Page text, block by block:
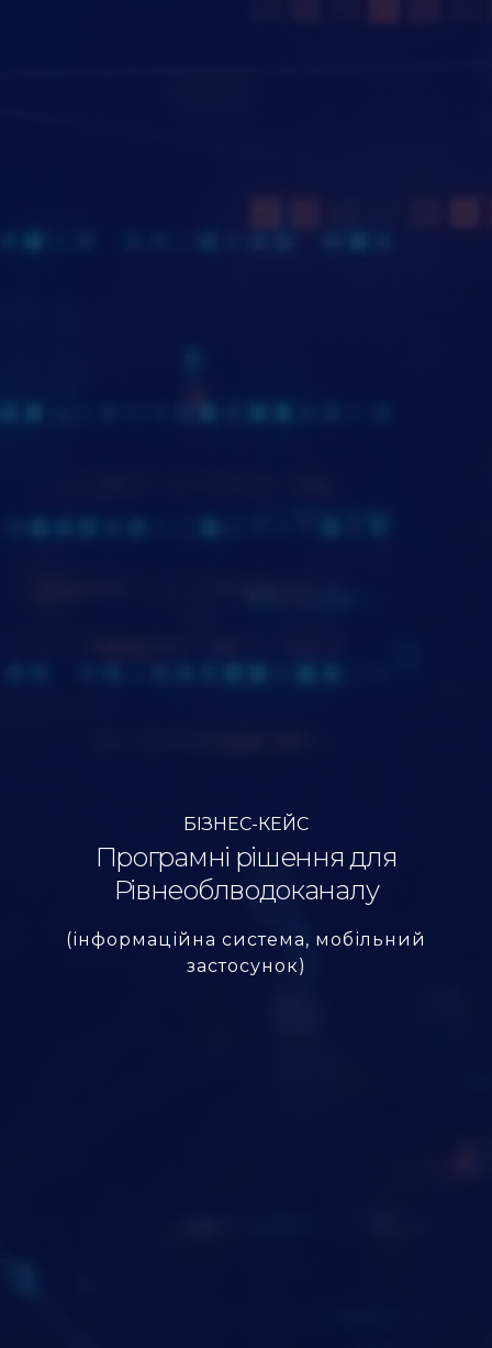
БІЗНЕС-КЕЙС
Програмні рішення для
Рівнеоблводоканалу
(інформаційна система, мобільний
застосунок)